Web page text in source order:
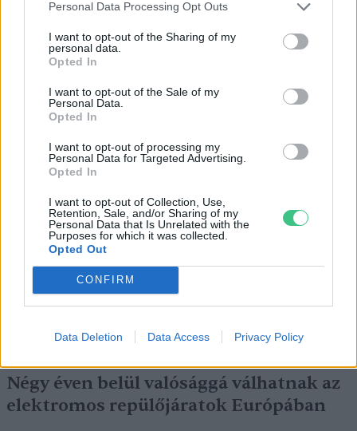
Personal Data Processing Opt Outs
I want to opt-out of the Sharing of my
personal data.
Opted In
I want to opt-out of the Sale of my
Personal Data.
Opted In
I want to opt-out of processing my
Personal Data for Targeted Advertising.
Opted In
I want to opt-out of Collection, Use,
Retention, Sale, and/or Sharing of my
Personal Data that Is Unrelated with the
Purposes for which it was collected.
Opted Out
CONFIRM
Data Deletion Data Access Privacy Policy
ÉLŐ BOLYGÓNK
Szedd magad őszibarack: itt vannak
a legjobb lelőhelyek!
SZEMLE
Négy éven belül valósággá válhatnak az
elektromos repülőjáratok Európában